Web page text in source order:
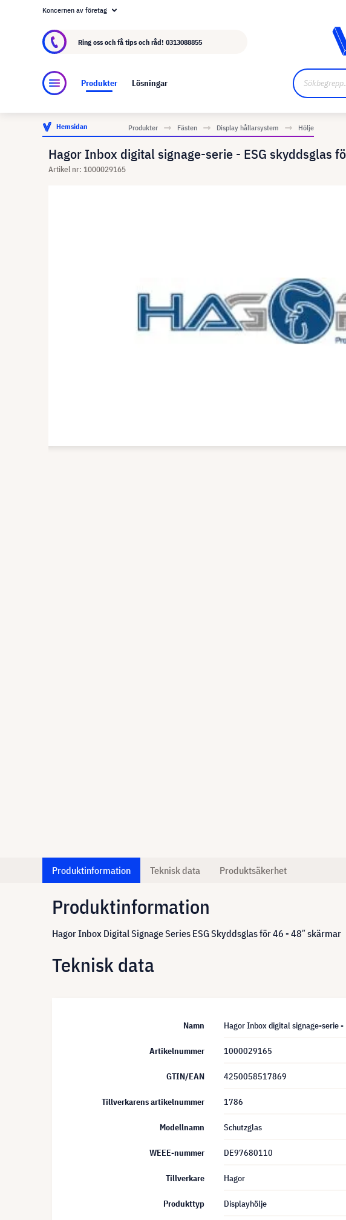
Om visunext.se
Koncernen av företag
Ring oss och få tips och råd! 0313088855
Produkter Lösningar
Hemsidan Produkter Fästen Display hållarsystem Hölje
Hagor Inbox digital signage-serie - ESG skyddsglas
Artikel nr: 1000029165
Produktinformation Teknisk data Produktsäkerhet
Produktinformation
Hagor Inbox Digital Signage Series ESG Skyddsglas för 46 - 48″ skärmar
Teknisk data
Namn Hagor Inbox digital signage-serie
Artikelnummer 1000029165
GTIN/EAN 4250058517869
Tillverkarens artikelnummer 1786
Modellnamn Schutzglas
WEEE-nummer DE97680110
Tillverkare Hagor
Produkttyp Displayhölje